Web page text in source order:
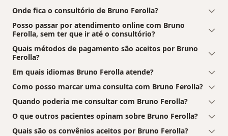
Onde fica o consultório de Bruno Ferolla?
Posso passar por atendimento online com Bruno
Ferolla, sem ter que ir até o consultório?
Quais métodos de pagamento são aceitos por Bruno
Ferolla?
Em quais idiomas Bruno Ferolla atende?
Como posso marcar uma consulta com Bruno Ferolla?
Quando poderia me consultar com Bruno Ferolla?
O que outros pacientes opinam sobre Bruno Ferolla?
Quais são os convênios aceitos por Bruno Ferolla?